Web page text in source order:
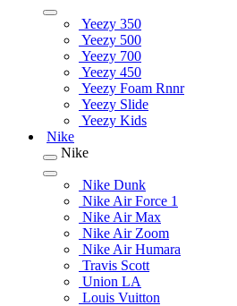
Yeezy 350
Yeezy 500
Yeezy 700
Yeezy 450
Yeezy Foam Rnnr
Yeezy Slide
Yeezy Kids
Nike
Nike
Nike Dunk
Nike Air Force 1
Nike Air Max
Nike Air Zoom
Nike Air Humara
Travis Scott
Union LA
Louis Vuitton